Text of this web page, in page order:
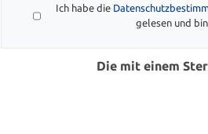
Ich habe die
gelesen und
Die mit einem